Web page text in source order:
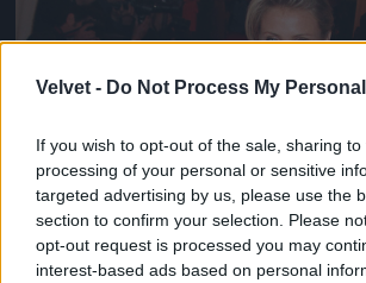
Velvet - Do Not Process My
If you wish to opt-out of the sale, sharing
processing of your personal or sensitive
targeted advertising by us, please use the
section to confirm your selection. Please
opt-out request is processed you may
interest-based ads based on personal